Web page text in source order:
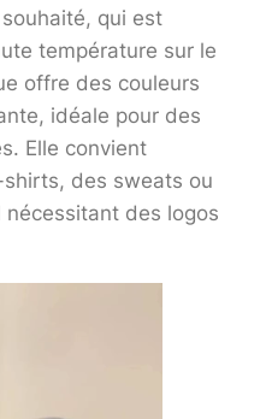
qui est
température sur le
offre des couleurs
idéale pour des
Elle convient
des sweats ou
des logos